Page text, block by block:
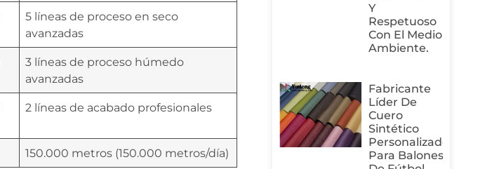
5 líneas de proceso en seco
avanzadas
3 líneas de proceso húmedo
avanzadas
2 líneas de acabado profesionales
150.000 metros (150.000 metros/día)
Y
Respetuoso
Con El Medio
Ambiente.
Fabricante
Líder De
Cuero
Sintético
Personalizado
Para Balones